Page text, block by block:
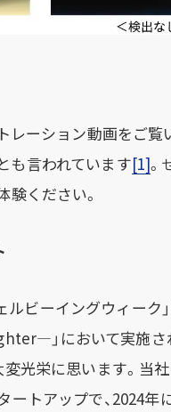
ーション動画をご覧
も言われています[1]。
ください。
ルビーイングウィー
」において実施
光栄に思います。 当
トアップで、2024